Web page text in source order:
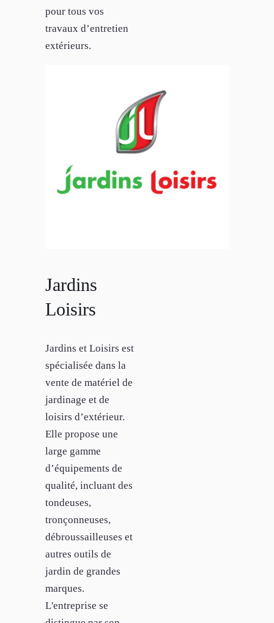
pour tous vos
travaux d’entretien
extérieurs.
Jardins
Loisirs
Jardins et Loisirs est
spécialisée dans la
vente de matériel de
jardinage et de
loisirs d’extérieur.
Elle propose une
large gamme
d’équipements de
qualité, incluant des
tondeuses,
tronçonneuses,
débroussailleuses et
autres outils de
jardin de grandes
marques.
L'entreprise se